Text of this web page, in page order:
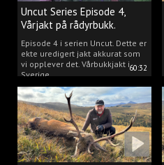
60:32
Uncut Series Episode 4,
Vårjakt på rådyrbukk.
Episode 4 i serien Uncut. Dette er
ekte uredigert jakt akkurat som
vi opplever det. Vårbukkjakt i
Sverige.